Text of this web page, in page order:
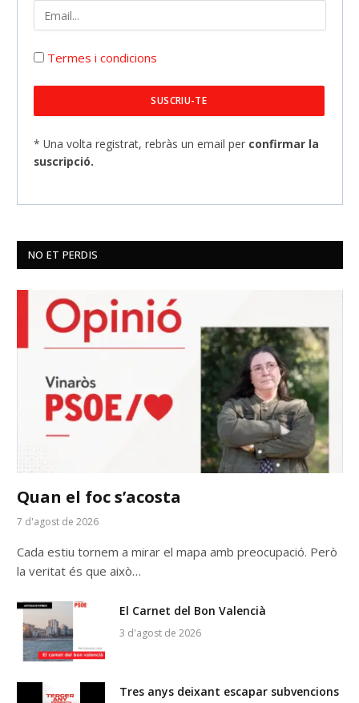
Termes i condicions
* Una volta registrat, rebràs un email per confirmar la
suscripció.
NO ET PERDIS
Quan el foc s’acosta
7 d'agost de 2026
Cada estiu tornem a mirar el mapa amb preocupació. Però
la veritat és que això…
El Carnet del Bon Valencià
3 d'agost de 2026
Tres anys deixant escapar subvencions